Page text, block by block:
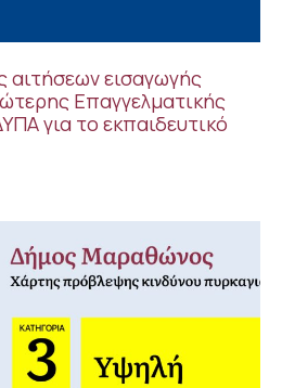
εισαγωγής
Επαγγελματικής
για το εκπαιδευτικό